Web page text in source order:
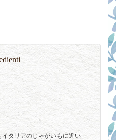
タリアのじゃがいもに近い